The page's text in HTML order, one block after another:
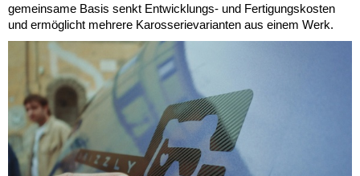
gemeinsame Basis senkt Entwicklungs- und Fertigungskosten
und ermöglicht mehrere Karosserievarianten aus einem Werk.